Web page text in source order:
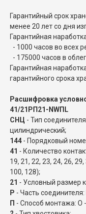
Гарантийный срок
менее 20 лет со дня
Гарантийная
- 1000 часов во всех
- 175000 часов в
Гарантийная
гарантийного срока
Расшифровка
41/21РП21-NWПL
СНЦ - Тип
цилиндрический;
144 - Порядковый
41 - Количество
19, 21, 22, 23, 24, 26,
100, 128);
21 - Условный размер
Р - Часть соединителя:
П - Способ монтажа: О